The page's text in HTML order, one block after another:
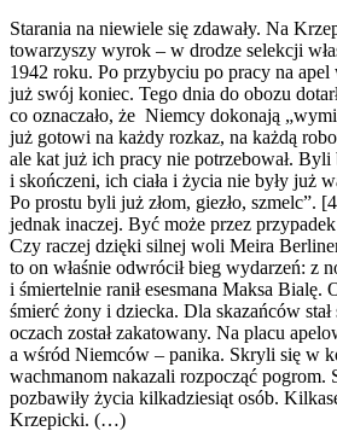
Starania na niewiele się zdawały. Na
towarzyszy wyrok – w drodze selekcji
1942 roku. Po przybyciu po pracy na
już swój koniec. Tego dnia do obozu
co oznaczało, że Niemcy dokonają
już gotowi na każdy rozkaz, na każdą
ale kat już ich pracy nie potrzebował.
i skończeni, ich ciała i życia nie były już
Po prostu byli już złom, giezło, szmelc”.
jednak inaczej. Być może przez przypadek
Czy raczej dzięki silnej woli Meira
to on właśnie odwrócił bieg wydarzeń: z
i śmiertelnie ranił esesmana Maksa Bialę.
śmierć żony i dziecka. Dla skazańców
oczach został zakatowany. Na placu
a wśród Niemców – panika. Skryli się w
wachmanom nakazali rozpocząć pogrom.
pozbawiły życia kilkadziesiąt osób.
Krzepicki. (…)